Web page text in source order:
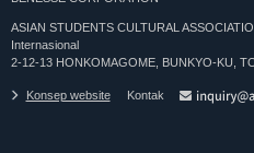
ASIAN STUDENTS CULTURAL
Internasional
2-12-13 HONKOMAGOME, BUNKYO-KU,
Konsep website Kontak